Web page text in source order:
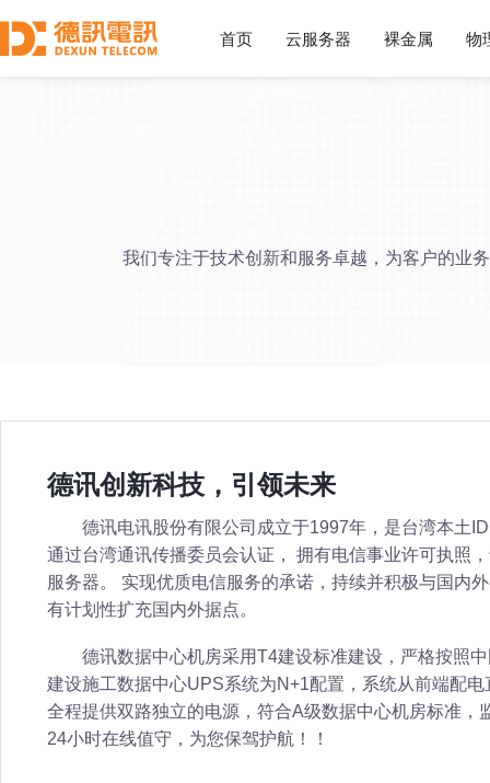
首页 云服务器 裸金属 物
我们专注于技术创新和服务卓越，为客户的业
德讯创新科技，引领未来
德讯电讯股份有限公司成立于1997年，是台湾本土
通过台湾通讯传播委员会认证， 拥有电信事业许可执照
服务器。 实现优质电信服务的承诺，持续并积极与国内
有计划性扩充国内外据点。
德讯数据中心机房采用T4建设标准建设，严格按照
建设施工数据中心UPS系统为N+1配置，系统从前端配
全程提供双路独立的电源，符合A级数据中心机房标准，
24小时在线值守，为您保驾护航！！